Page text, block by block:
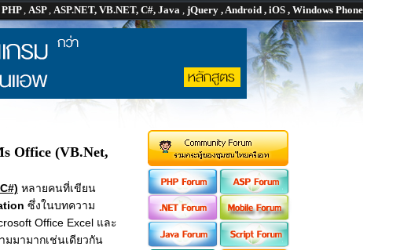
PHP, ASP, ASP.NET, VB.NET, C#, Java , jQuery , Android , iOS , Windows Phone
Office (VB.Net,
หลายคนที่เขียน
ซึ่งในบทความ
Office Excel และ
มมามากเช่นเดียวกัน